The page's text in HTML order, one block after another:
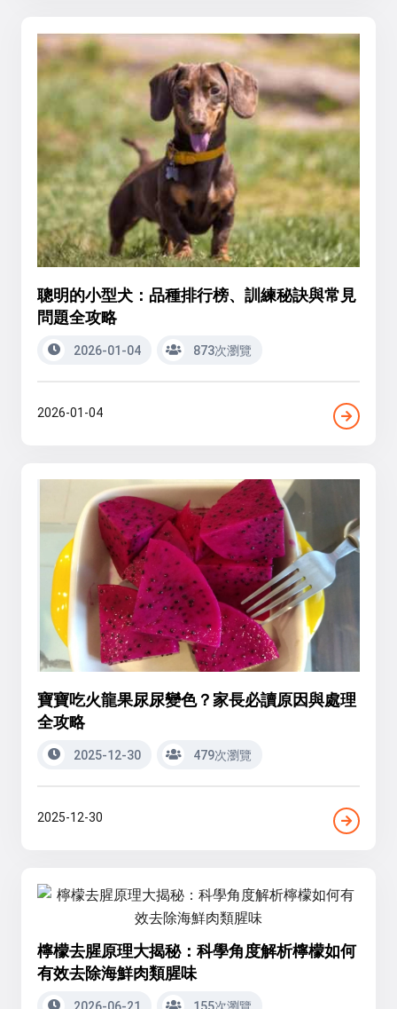
聰明的小型犬：品種排行榜、訓練秘訣與常見
問題全攻略
2026-01-04 873次瀏覽
2026-01-04
寶寶吃火龍果尿尿變色？家長必讀原因與處理
全攻略
2025-12-30 479次瀏覽
2025-12-30
檸檬去腥原理大揭秘：科學角度解析檸檬如何
有效去除海鮮肉類腥味
2026-06-21 155次瀏覽